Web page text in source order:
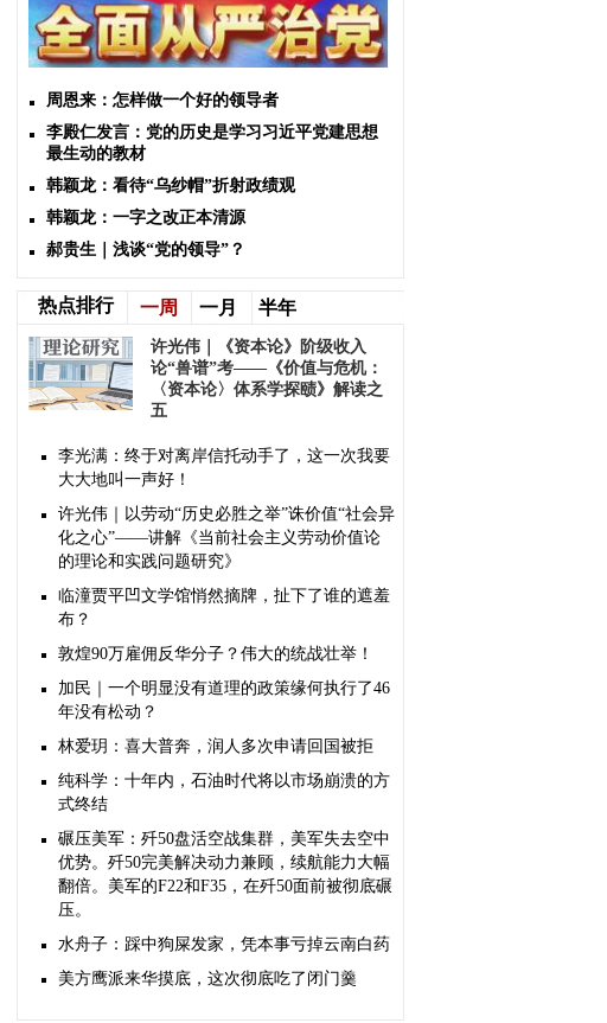
周恩来：怎样做一个好的领导者
李殿仁发言：党的历史是学习习近平党建思想
最生动的教材
韩颖龙：看待“乌纱帽”折射政绩观
韩颖龙：一字之改正本清源
郝贵生｜浅谈“党的领导”？
热点排行 一周 一月 半年
许光伟｜《资本论》阶级收入
论“兽谱”考——《价值与危机：
〈资本论〉体系学探赜》解读之
五
李光满：终于对离岸信托动手了，这一次我要
大大地叫一声好！
许光伟｜以劳动“历史必胜之举”诛价值“社会异
化之心”——讲解《当前社会主义劳动价值论
的理论和实践问题研究》
临潼贾平凹文学馆悄然摘牌，扯下了谁的遮羞
布？
敦煌90万雇佣反华分子？伟大的统战壮举！
加民｜一个明显没有道理的政策缘何执行了46
年没有松动？
林爱玥：喜大普奔，润人多次申请回国被拒
纯科学：十年内，石油时代将以市场崩溃的方
式终结
碾压美军：歼50盘活空战集群，美军失去空中
优势。歼50完美解决动力兼顾，续航能力大幅
翻倍。美军的F22和F35，在歼50面前被彻底碾
压。
水舟子：踩中狗屎发家，凭本事亏掉云南白药
美方鹰派来华摸底，这次彻底吃了闭门羹